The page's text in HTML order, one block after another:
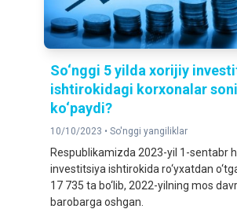
So‘nggi 5 yilda xorijiy
ishtirokidagi korxonalar
ko‘paydi?
10/10/2023 • So'nggi yangiliklar
Respublikamizda 2023-yil 1-sentabr
investitsiya ishtirokida ro‘yxatdan
17 735 ta bo‘lib, 2022-yilning mos
barobarga oshgan.